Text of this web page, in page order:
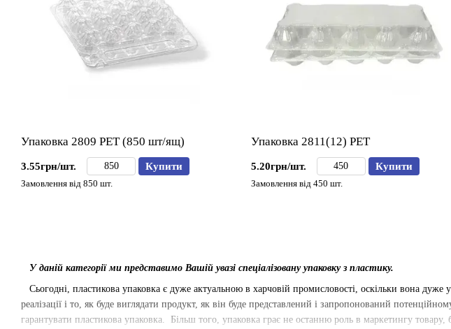
У даній категорії ми представимо Вашій увазі спеціалізовану упаковку з пластику.
Сьогодні, пластикова упаковка є дуже актуальною в харчовій промисловості, оскільки вона
реалізації і то, як буде виглядати продукт, як він буде представлений і запропонований
гарантувати пластикова упаковка. Більш того, упаковка грає не останню роль в маркетингу
Упаковка 2809 РЕТ (850 шт/ящ)
3.55грн/шт. Купити
Замовлення від 850 шт.
Упаковка 2811(12) РЕТ
5.20грн/шт. Купити
Замовлення від 450 шт.